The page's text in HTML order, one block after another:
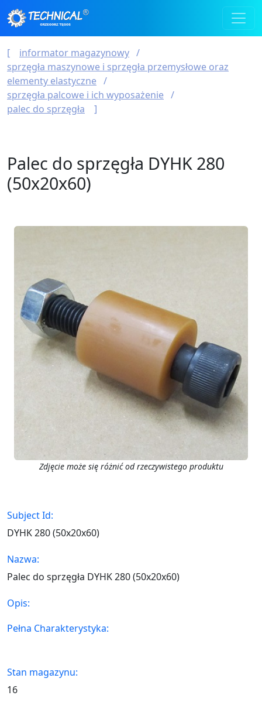
informator magazynowy
sprzęgła maszynowe i sprzęgła przemysłowe oraz
elementy elastyczne
sprzęgła palcowe i ich wyposażenie
palec do sprzęgła
Palec do sprzęgła DYHK 280
(50x20x60)
Zdjęcie może się różnić od rzeczywistego produktu
Subject Id:
DYHK 280 (50x20x60)
Nazwa:
Palec do sprzęgła DYHK 280 (50x20x60)
Opis:
Pełna Charakterystyka:
Stan magazynu:
16